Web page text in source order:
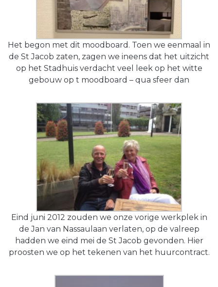
Het begon met dit moodboard. Toen we eenmaal in
de St Jacob zaten, zagen we ineens dat het uitzicht
op het Stadhuis verdacht veel leek op het witte
gebouw op t moodboard – qua sfeer dan
Eind juni 2012 zouden we onze vorige werkplek in
de Jan van Nassaulaan verlaten, op de valreep
hadden we eind mei de St Jacob gevonden. Hier
proosten we op het tekenen van het huurcontract.